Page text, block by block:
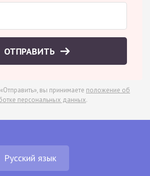
ОТПРАВИТЬ
вы принимаете положение об
персональных данных.
Русский язык